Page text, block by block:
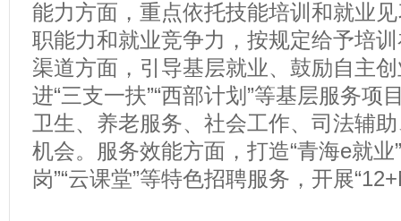
能力方面，重点依托技能培训和就业
职能力和就业竞争力，按规定给予培
渠道方面，引导基层就业、鼓励自主
进“三支一扶”“西部计划”等基层服务项
卫生、养老服务、社会工作、司法辅
机会。服务效能方面，打造“青海e就业
岗”“云课堂”等特色招聘服务，开展